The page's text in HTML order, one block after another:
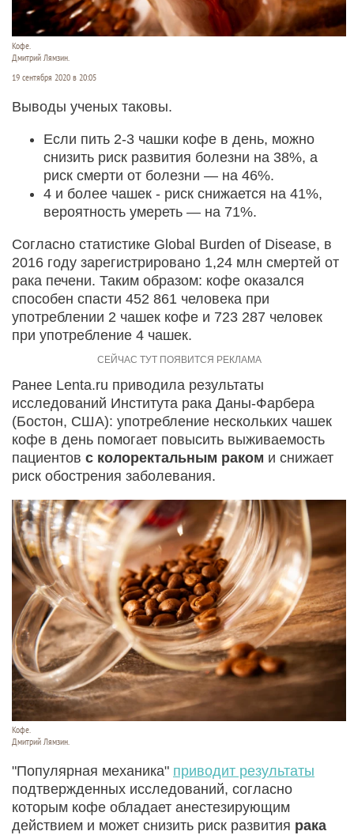
Кофе.
Дмитрий Лямзин.
19 сентября 2020 в 20:05
Выводы ученых таковы.
Если пить 2-3 чашки кофе в день, можно
снизить риск развития болезни на 38%, а
риск смерти от болезни — на 46%.
4 и более чашек - риск снижается на 41%,
вероятность умереть — на 71%.
Согласно статистике Global Burden of Disease, в
2016 году зарегистрировано 1,24 млн смертей от
рака печени. Таким образом: кофе оказался
способен спасти 452 861 человека при
употреблении 2 чашек кофе и 723 287 человек
при употребление 4 чашек.
Ранее Lenta.ru приводила результаты
исследований Института рака Даны-Фарбера
(Бостон, США): употребление нескольких чашек
кофе в день помогает повысить выживаемость
пациентов с колоректальным раком и снижает
риск обострения заболевания.
Кофе.
Дмитрий Лямзин.
"Популярная механика" приводит результаты
подтвержденных исследований, согласно
которым кофе обладает анестезирующим
действием и может снизить риск развития рака